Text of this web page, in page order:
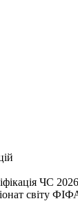
ЧС 2026
світу